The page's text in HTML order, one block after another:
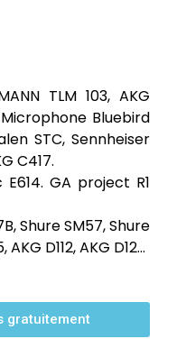
TLM 103, AKG
Microphone Bluebird
STC, Sennheiser
C417.
GA project R1
Shure SM57, Shure
D112, AKG D12…
gratuitement